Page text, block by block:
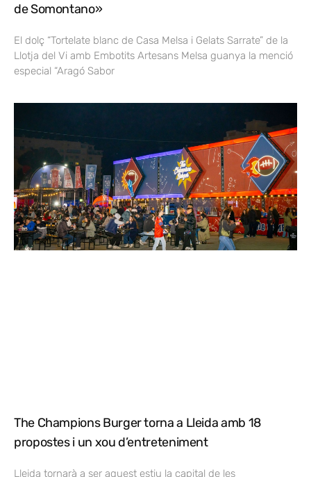
de Somontano»
El dolç “Tortelate blanc de Casa Melsa i Gelats Sarrate” de la
Llotja del Vi amb Embotits Artesans Melsa guanya la menció
especial “Aragó Sabor
The Champions Burger torna a Lleida amb 18
propostes i un xou d’entreteniment
Lleida tornarà a ser aquest estiu la capital de les